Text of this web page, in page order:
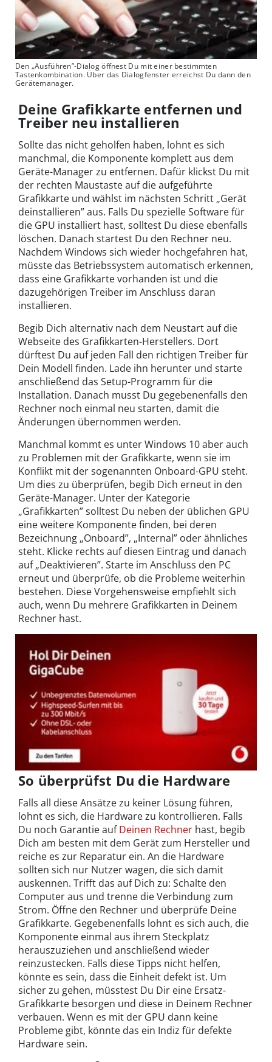
Den „Ausführen”-Dialog öffnest Du mit einer bestimmten
Tastenkombination. Über das Dialogfenster erreichst Du dann den
Gerätemanager.
Deine Grafikkarte entfernen und
Treiber neu installieren
Sollte das nicht geholfen haben, lohnt es sich
manchmal, die Komponente komplett aus dem
Geräte-Manager zu entfernen. Dafür klickst Du mit
der rechten Maustaste auf die aufgeführte
Grafikkarte und wählst im nächsten Schritt „Gerät
deinstallieren” aus. Falls Du spezielle Software für
die GPU installiert hast, solltest Du diese ebenfalls
löschen. Danach startest Du den Rechner neu.
Nachdem Windows sich wieder hochgefahren hat,
müsste das Betriebssystem automatisch erkennen,
dass eine Grafikkarte vorhanden ist und die
dazugehörigen Treiber im Anschluss daran
installieren.
Begib Dich alternativ nach dem Neustart auf die
Webseite des Grafikkarten-Herstellers. Dort
dürftest Du auf jeden Fall den richtigen Treiber für
Dein Modell finden. Lade ihn herunter und starte
anschließend das Setup-Programm für die
Installation. Danach musst Du gegebenenfalls den
Rechner noch einmal neu starten, damit die
Änderungen übernommen werden.
Manchmal kommt es unter Windows 10 aber auch
zu Problemen mit der Grafikkarte, wenn sie im
Konflikt mit der sogenannten Onboard-GPU steht.
Um dies zu überprüfen, begib Dich erneut in den
Geräte-Manager. Unter der Kategorie
„Grafikkarten” solltest Du neben der üblichen GPU
eine weitere Komponente finden, bei deren
Bezeichnung „Onboard”, „Internal” oder ähnliches
steht. Klicke rechts auf diesen Eintrag und danach
auf „Deaktivieren”. Starte im Anschluss den PC
erneut und überprüfe, ob die Probleme weiterhin
bestehen. Diese Vorgehensweise empfiehlt sich
auch, wenn Du mehrere Grafikkarten in Deinem
Rechner hast.
So überprüfst Du die Hardware
Falls all diese Ansätze zu keiner Lösung führen,
lohnt es sich, die Hardware zu kontrollieren. Falls
Du noch Garantie aufDeinen Rechner hast, begib
Dich am besten mit dem Gerät zum Hersteller und
reiche es zur Reparatur ein. An die Hardware
sollten sich nur Nutzer wagen, die sich damit
auskennen. Trifft das auf Dich zu: Schalte den
Computer aus und trenne die Verbindung zum
Strom. Öffne den Rechner und überprüfe Deine
Grafikkarte. Gegebenenfalls lohnt es sich auch, die
Komponente einmal aus ihrem Steckplatz
herauszuziehen und anschließend wieder
reinzustecken. Falls diese Tipps nicht helfen,
könnte es sein, dass die Einheit defekt ist. Um
sicher zu gehen, müsstest Du Dir eine Ersatz-
Grafikkarte besorgen und diese in Deinem Rechner
verbauen. Wenn es mit der GPU dann keine
Probleme gibt, könnte das ein Indiz für defekte
Hardware sein.